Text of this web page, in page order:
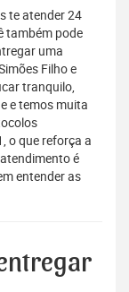
te atender 24
também pode
uma
Filho e
tranquilo,
e temos muita
o que reforça a
é
entender as